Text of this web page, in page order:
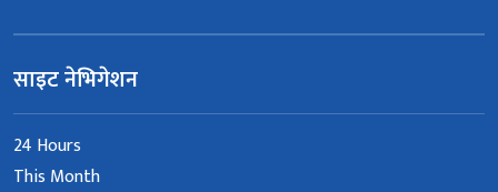
साइट नेभिगेशन
24 Hours
This Month